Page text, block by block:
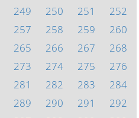
249 250 251
252
257 258 259
260
265 266 267
268
273 274 275
276
281 282 283
284
289 290 291
292